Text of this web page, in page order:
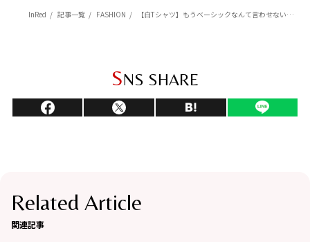
InRed 記事一覧 FASHION 【白Tシャツ】もうベーシックなんて言わせない！ 堀田茜が着こなす主役の白Tシャツテク4選
SNS SHARE
Related Article
関連記事